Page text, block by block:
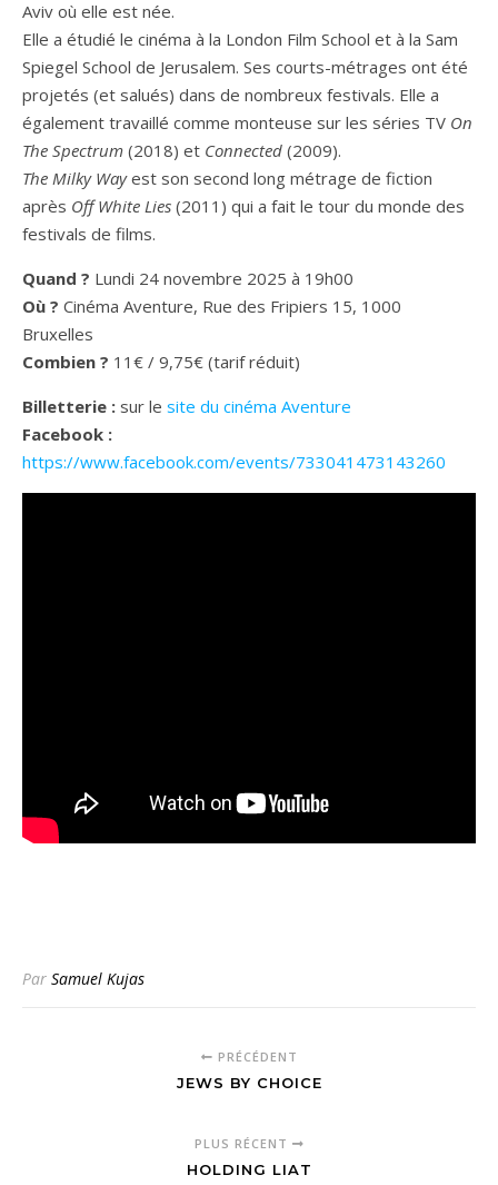
Aviv où elle est née.
Elle a étudié le cinéma à la London Film School et à la Sam
Spiegel School de Jerusalem. Ses courts-métrages ont été
projetés (et salués) dans de nombreux festivals. Elle a
également travaillé comme monteuse sur les séries TV On
The Spectrum (2018) et Connected (2009).
The Milky Wayest son second long métrage de fiction
après Off White Lies (2011) qui a fait le tour du monde des
festivals de films.
Quand ? Lundi 24 novembre 2025 à 19h00
Où ? Cinéma Aventure, Rue des Fripiers 15, 1000
Bruxelles
Combien ? 11€ / 9,75€ (tarif réduit)
Billetterie : sur le site du cinéma Aventure
Facebook :
https://www.facebook.com/events/733041473143260
Par Samuel Kujas
PRÉCÉDENT
JEWS BY CHOICE
PLUS RÉCENT
HOLDING LIAT